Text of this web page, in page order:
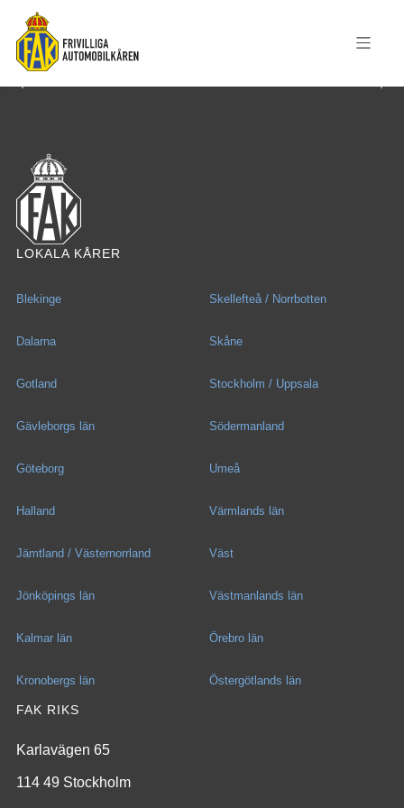
LOKALA KÅRER
Blekinge
Dalarna
Gotland
Gävleborgs län
Göteborg
Halland
Jämtland / Västernorrland
Jönköpings län
Kalmar län
Kronobergs län
Skellefteå / Norrbotten
Skåne
Stockholm / Uppsala
Södermanland
Umeå
Värmlands län
Väst
Västmanlands län
Örebro län
Östergötlands län
FAK RIKS
Karlavägen 65
114 49 Stockholm